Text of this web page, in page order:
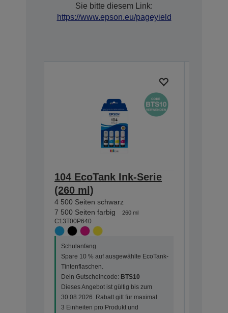
Sie bitte diesem Link:
https://www.epson.eu/pageyield
104 EcoTank Ink-Serie
(260 ml)
4 500 Seiten schwarz
7 500 Seiten farbig
260 ml
C13T00P640
Schulanfang
Spare 10 % auf ausgewählte EcoTank-
Tintenflaschen.
Dein Gutscheincode: BTS10
Dieses Angebot ist gültig bis zum
30.08.2026. Rabatt gilt für maximal
3 Einheiten pro Produkt und